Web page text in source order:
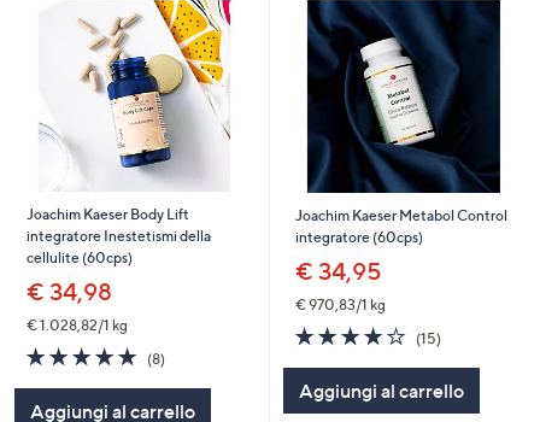
Joachim Kaeser Body Lift
integratore Inestetismi della
cellulite (60cps)
€ 34,98
€ 1.028,82/1 kg
4.8
of
Stars
(8)8
Aggiungi al carrello
Joachim Kaeser Metabol Control
integratore (60cps)
€ 34,95
€ 970,83/1 kg
3.9
of
Stars
(15)15
Aggiungi al carrello